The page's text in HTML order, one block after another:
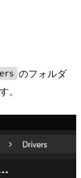
のフォルダ
。